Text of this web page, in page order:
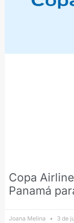
Copa
Panamá
Joana Melina 3 de